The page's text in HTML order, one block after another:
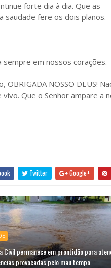
forte dia à dia. Que as
saudade fere os dois planos.
em nossos corações.
NOSSO DEUS!
Que o Senhor ampare a
Twitter Google+
Civil permanece em prontidão para
provocadas pelo mau tempo